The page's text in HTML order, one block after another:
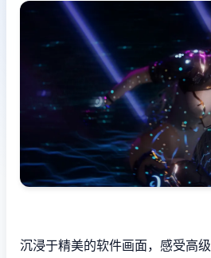
沉浸于精美的软件画面，感受高